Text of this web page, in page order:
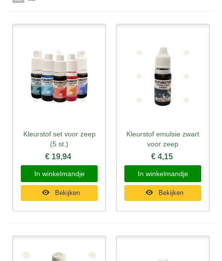
Kleurstof set voor zeep
(5 st.)
€ 19,94
In winkelmandje
Bekijken
Kleurstof emulsie zwart
voor zeep
€ 4,15
In winkelmandje
Bekijken